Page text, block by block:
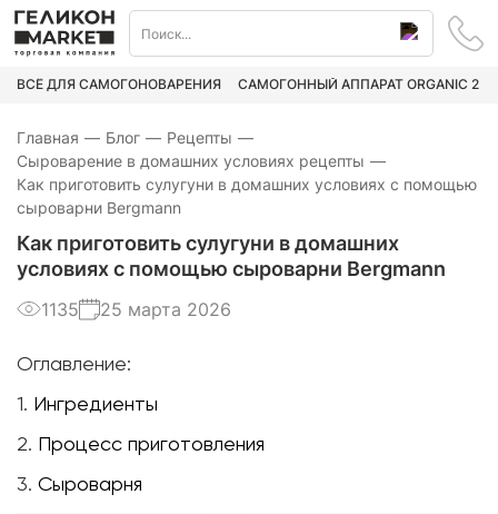
ВСЁ ДЛЯ САМОГОНОВАРЕНИЯ САМОГОННЫЙ АППАРАТ ORGANIC 2
Главная — Блог — Рецепты —
Сыроварение в домашних условиях рецепты —
Как приготовить сулугуни в домашних условиях с помощью
сыроварни Bergmann
Как приготовить сулугуни в домашних
условиях с помощью сыроварни Bergmann
1135 25 марта 2026
Оглавление:
1. Ингредиенты
2. Процесс приготовления
3. Сыроварня